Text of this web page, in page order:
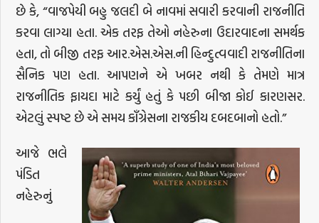
છે કે, “વાજપેયી બહુ જલદી બે નાવમાં સવારી કરવાની રાજનીતિ
કરવા લાગ્યા હતા. એક તરફ તેઓ નહેરુના ઉદારવાદના સમર્થક
હતા, તો બીજી તરફ આર.એસ.એસ.ની હિન્દુત્વવાદી રાજનીતિના
સૈનિક પણ હતા. આપણને એ ખબર નથી કે તેમણે માત્ર
રાજનીતિક ફાયદા માટે કર્યું હતું કે પછી બીજા કોઈ કારણસર.
એટલું સ્પષ્ટ છે એ સમય કાઁગ્રેસના રાજકીય દબદબાનો હતો.”
આજે ભલે
પંડિત
નહેરુનું